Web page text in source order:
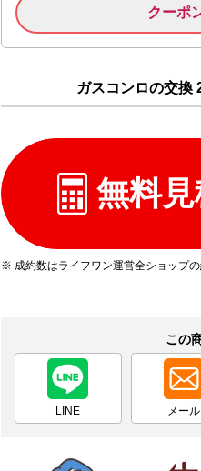
クーポ
ガスコンロの交換
無料
※ 成約数はライフワン運営全ショップの
この
LINE メール